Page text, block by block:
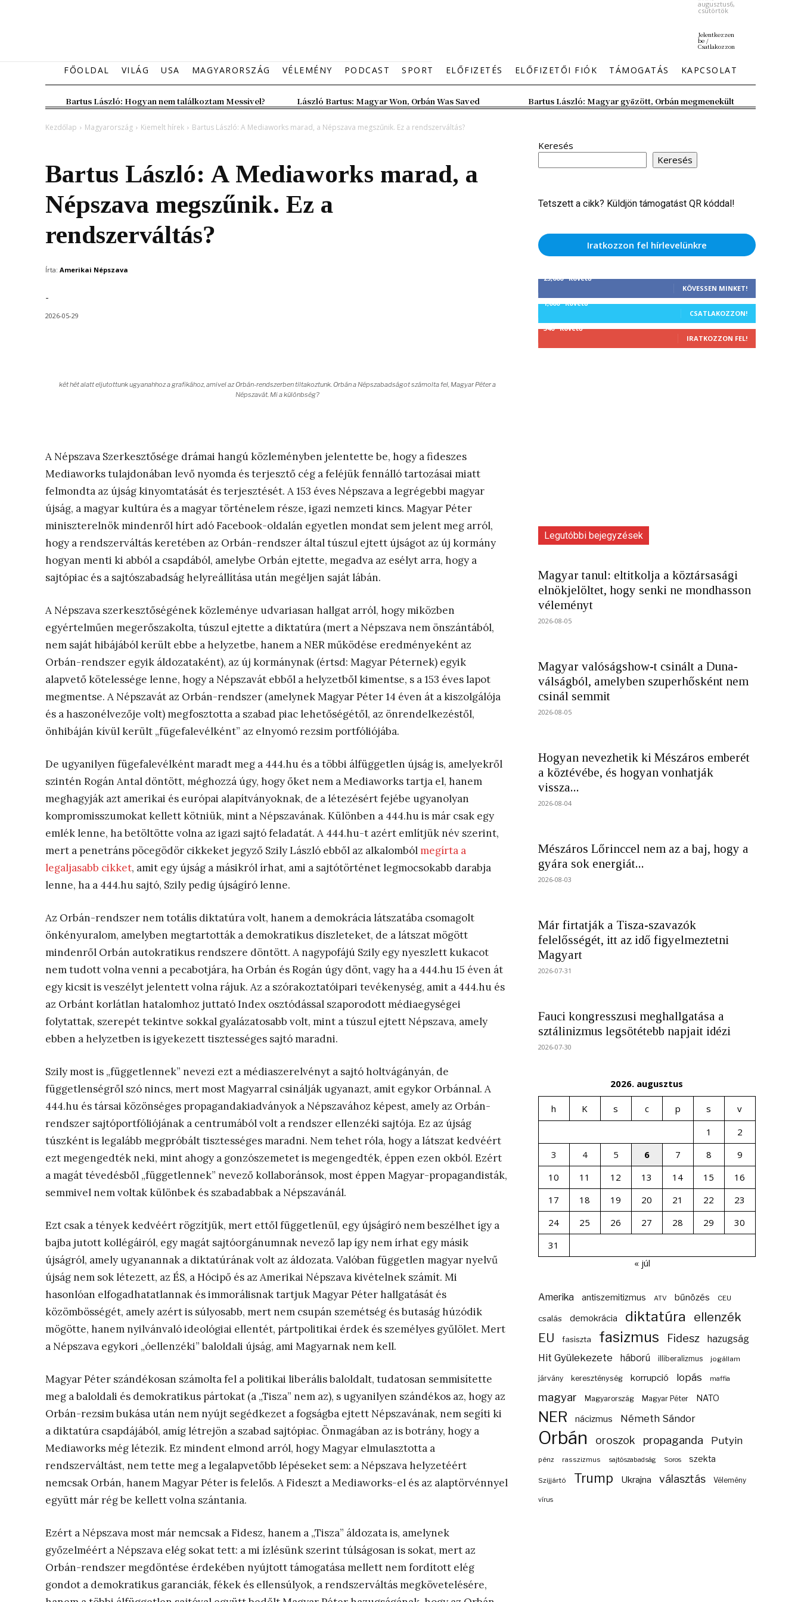
augusztus6,
csütörtök
Jelentkezzen
be /
Csatlakozzon
FŐOLDAL VILÁG USA MAGYARORSZÁG VÉLEMÉNY PODCAST SPORT ELŐFIZETÉS ELŐFIZETŐI FIÓK TÁMOGATÁS KAPCSOLAT
Bartus László: Hogyan nem találkoztam Messivel? László Bartus: Magyar Won, Orbán Was Saved Bartus László: Magyar győzött, Orbán megmenekült
Kezdőlap Magyarország Kiemelt hírek Bartus László: A Mediaworks marad, a Népszava megszűnik. Ez a rendszerváltás?
Bartus László: A Mediaworks marad, a
Népszava megszűnik. Ez a
rendszerváltás?
Írta: Amerikai Népszava
-
2026-05-29
két hét alatt eljutottunk ugyanahhoz a grafikához, amivel az Orbán-rendszerben tiltakoztunk. Orbán a Népszabadságot számolta fel, Magyar Péter a
Népszavát. Mi a különbség?
A Népszava Szerkesztősége drámai hangú közleményben jelentette be, hogy a fideszes
Mediaworks tulajdonában levő nyomda és terjesztő cég a feléjük fennálló tartozásai miatt
felmondta az újság kinyomtatását és terjesztését. A 153 éves Népszava a legrégebbi magyar
újság, a magyar kultúra és a magyar történelem része, igazi nemzeti kincs. Magyar Péter
miniszterelnök mindenről hírt adó Facebook-oldalán egyetlen mondat sem jelent meg arról,
hogy a rendszerváltás keretében az Orbán-rendszer által túszul ejtett újságot az új kormány
hogyan menti ki abból a csapdából, amelybe Orbán ejtette, megadva az esélyt arra, hogy a
sajtópiac és a sajtószabadság helyreállítása után megéljen saját lábán.
A Népszava szerkesztőségének közleménye udvariasan hallgat arról, hogy miközben
egyértelműen megerőszakolta, túszul ejtette a diktatúra (mert a Népszava nem önszántából,
nem saját hibájából került ebbe a helyzetbe, hanem a NER működése eredményeként az
Orbán-rendszer egyik áldozataként), az új kormánynak (értsd: Magyar Péternek) egyik
alapvető kötelessége lenne, hogy a Népszavát ebből a helyzetből kimentse, s a 153 éves lapot
megmentse. A Népszavát az Orbán-rendszer (amelynek Magyar Péter 14 éven át a kiszolgálója
és a haszonélvezője volt) megfosztotta a szabad piac lehetőségétől, az önrendelkezéstől,
önhibáján kívül került „fügefalevélként” az elnyomó rezsim portfóliójába.
De ugyanilyen fügefalevélként maradt meg a 444.hu és a többi álfüggetlen újság is, amelyekről
szintén Rogán Antal döntött, méghozzá úgy, hogy őket nem a Mediaworks tartja el, hanem
meghagyják azt amerikai és európai alapítványoknak, de a létezésért fejébe ugyanolyan
kompromisszumokat kellett kötniük, mint a Népszavának. Különben a 444.hu is már csak egy
emlék lenne, ha betöltötte volna az igazi sajtó feladatát. A 444.hu-t azért említjük név szerint,
mert a penetráns pöcegödör cikkeket jegyző Szily László ebből az alkalomból megírta a
legaljasabb cikket, amit egy újság a másikról írhat, ami a sajtótörténet legmocsokabb darabja
lenne, ha a 444.hu sajtó, Szily pedig újságíró lenne.
Az Orbán-rendszer nem totális diktatúra volt, hanem a demokrácia látszatába csomagolt
önkényuralom, amelyben megtartották a demokratikus díszleteket, de a látszat mögött
mindenről Orbán autokratikus rendszere döntött. A nagypofájú Szily egy nyeszlett kukacot
nem tudott volna venni a pecabotjára, ha Orbán és Rogán úgy dönt, vagy ha a 444.hu 15 éven át
egy kicsit is veszélyt jelentett volna rájuk. Az a szórakoztatóipari tevékenység, amit a 444.hu és
az Orbánt korlátlan hatalomhoz juttató Index osztódással szaporodott médiaegységei
folytattak, szerepét tekintve sokkal gyalázatosabb volt, mint a túszul ejtett Népszava, amely
ebben a helyzetben is igyekezett tisztességes sajtó maradni.
Szily most is „függetlennek” nevezi ezt a médiaszerelvényt a sajtó holtvágányán, de
függetlenségről szó nincs, mert most Magyarral csinálják ugyanazt, amit egykor Orbánnal. A
444.hu és társai közönséges propagandakiadványok a Népszavához képest, amely az Orbán-
rendszer sajtóportfóliójának a centrumából volt a rendszer ellenzéki sajtója. Ez az újság
túszként is legalább megpróbált tisztességes maradni. Nem tehet róla, hogy a látszat kedvéért
ezt megengedték neki, mint ahogy a gonzószemetet is megengedték, éppen ezen okból. Ezért
a magát tévedésből „függetlennek” nevező kollaboránsok, most éppen Magyar-propagandisták,
semmivel nem voltak különbek és szabadabbak a Népszavánál.
Ezt csak a tények kedvéért rögzítjük, mert ettől függetlenül, egy újságíró nem beszélhet így a
bajba jutott kollégáiról, egy magát sajtóorgánumnak nevező lap így nem írhat egy másik
újságról, amely ugyanannak a diktatúrának volt az áldozata. Valóban független magyar nyelvű
újság nem sok létezett, az ÉS, a Hócipő és az Amerikai Népszava kivételnek számít. Mi
hasonlóan elfogadhatatlannak és immorálisnak tartjuk Magyar Péter hallgatását és
közömbösségét, amely azért is súlyosabb, mert nem csupán szemétség és butaság húzódik
mögötte, hanem nyilvánvaló ideológiai ellentét, pártpolitikai érdek és személyes gyűlölet. Mert
a Népszava egykori „óellenzéki” baloldali újság, ami Magyarnak nem kell.
Magyar Péter szándékosan számolta fel a politikai liberális baloldalt, tudatosan semmisítette
meg a baloldali és demokratikus pártokat (a „Tisza” nem az), s ugyanilyen szándékos az, hogy az
Orbán-rezsim bukása után nem nyújt segédkezet a fogságba ejtett Népszavának, nem segíti ki
a diktatúra csapdájából, amíg létrejön a szabad sajtópiac. Önmagában az is botrány, hogy a
Mediaworks még létezik. Ez mindent elmond arról, hogy Magyar elmulasztotta a
rendszerváltást, nem tette meg a legalapvetőbb lépéseket sem: a Népszava helyzetéért
nemcsak Orbán, hanem Magyar Péter is felelős. A Fideszt a Mediaworks-el és az alaptörvénnyel
együtt már rég be kellett volna szántania.
Ezért a Népszava most már nemcsak a Fidesz, hanem a „Tisza” áldozata is, amelynek
győzelméért a Népszava elég sokat tett: a mi ízlésünk szerint túlságosan is sokat, mert az
Orbán-rendszer megdöntése érdekében nyújtott támogatása mellett nem fordított elég
gondot a demokratikus garanciák, fékek és ellensúlyok, a rendszerváltás megkövetelésére,
Keresés
Keresés
Tetszett a cikk? Küldjön támogatást QR kóddal!
Iratkozzon fel hírlevelünkre
25,000 Követő
KÖVESSEN MINKET!
1,000 Követő
CSATLAKOZZON!
340 Követő
IRATKOZZON FEL!
Legutóbbi bejegyzések
Magyar tanul: eltitkolja a köztársasági
elnökjelöltet, hogy senki ne mondhasson
véleményt
2026-08-05
Magyar valóságshow-t csinált a Duna-
válságból, amelyben szuperhősként nem
csinál semmit
2026-08-05
Hogyan nevezhetik ki Mészáros emberét
a köztévébe, és hogyan vonhatják
vissza...
2026-08-04
Mészáros Lőrinccel nem az a baj, hogy a
gyára sok energiát...
2026-08-03
Már firtatják a Tisza-szavazók
felelősségét, itt az idő figyelmeztetni
Magyart
2026-07-31
Fauci kongresszusi meghallgatása a
sztálinizmus legsötétebb napjait idézi
2026-07-30
2026. augusztus
h K s c p s
v
1
2
3
4 5 6 7 8
9
10
11 12 13 14 15
16
17
18 19 20 21 22
23
24
25 26 27 28 29
30
31
« júl
Amerika antiszemitizmus ATV bűnözés CEU
csalás demokrácia diktatúra ellenzék
EU fasiszta fasizmus Fidesz hazugság
Hit Gyülekezete háború illiberalizmus jogállam
járvány kereszténység korrupció lopás maffia
magyar Magyarország Magyar Péter NATO
NER nácizmus Németh Sándor
Orbán oroszok propaganda Putyin
pénz rasszizmus sajtószabadság Soros szekta
Szijjártó Trump Ukrajna választás Vélemény
vírus